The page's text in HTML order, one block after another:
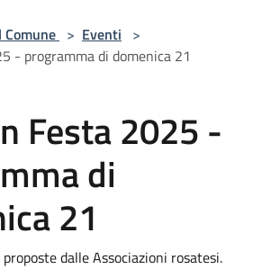
> Eventi >
- programma di domenica 21
Festa 2025 -
di
21
dalle Associazioni rosatesi.